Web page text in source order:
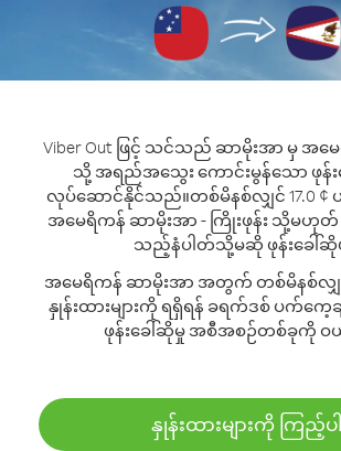
Viber Out ဖြင့် သင်သည် ဆာမိုးအာ မှ အမ
သို့ အရည်အသွေး ကောင်းမွန်သော ဖုန်းခ
လုပ်ဆောင်နိုင်သည်။တစ်မိနစ်လျှင် 17.0 ¢
အမေရိကန် ဆာမိုးအာ - ကြိုးဖုန်း သို့မဟုတ်
သည့်နံပါတ်သို့မဆို ဖုန်းခေါ်ဆိုပ
အမေရိကန် ဆာမိုးအာ အတွက် တစ်မိနစ်လျှ
နှုန်းထားများကို ရရှိရန် ခရက်ဒစ် ပက်ကေ့
ဖုန်းခေါ်ဆိုမှု အစီအစဉ်တစ်ခုကို ဝ
နှုန်းထားများကို ကြည့်ပါ